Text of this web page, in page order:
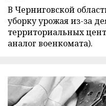
В Черниговской
уборку урожая из-за
территориальных
аналог военкомата).